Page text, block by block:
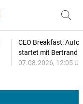
CEO Breakfast:
startet mit Bertrand
07.08.2026, 12:05